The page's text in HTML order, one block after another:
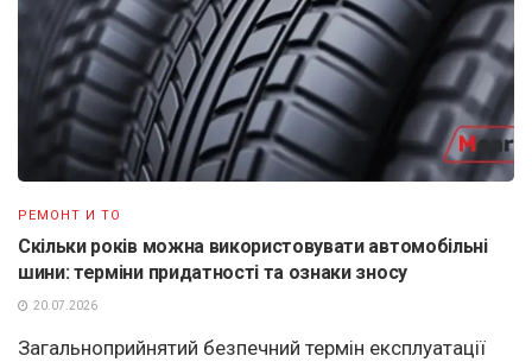
РЕМОНТ И ТО
Скільки років можна використовувати автомобільні
шини: терміни придатності та ознаки зносу
20.07.2026
Загальноприйнятий безпечний термін експлуатації